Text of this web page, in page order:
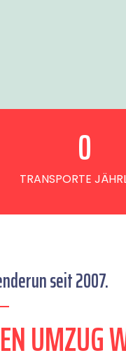
TRANSPORTE
0
seit 2007.
UMZUG